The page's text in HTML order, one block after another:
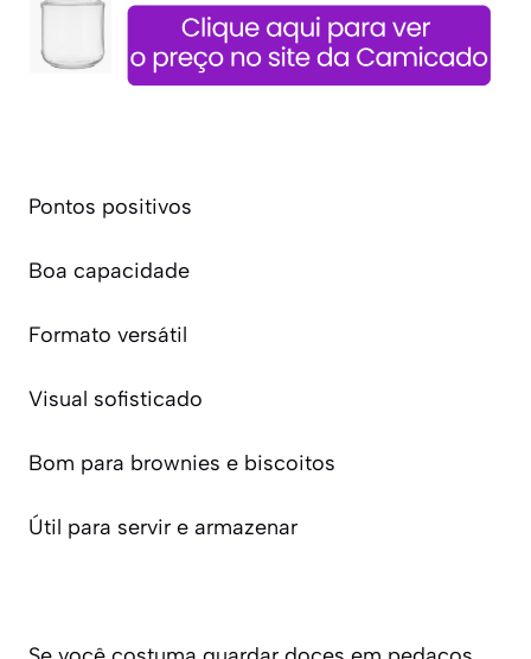
Pontos positivos
Boa capacidade
Formato versátil
Visual sofisticado
Bom para brownies e biscoitos
Útil para servir e armazenar